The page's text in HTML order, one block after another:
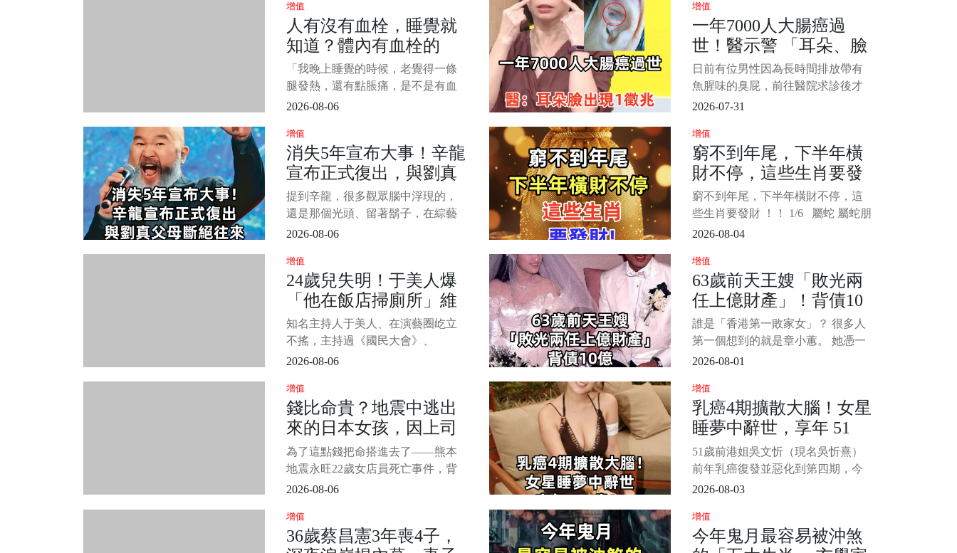
也很隨意，早餐只靠一杯咖啡提
神，午餐為了減肥不吃主食，晚餐
懶得做飯就點外賣應付，久而久
之，眼睛乾澀、疲勞的感覺越來越
重。 李女士帶著困擾，去醫院做了
眼科檢查，結果顯示她
增值
人有沒有血栓，睡覺就
知道？體內有血栓的
人，睡覺常有這4種異常
「我晚上睡覺的時候，老覺得一條
腿發熱，還有點脹痛，是不是有血
栓啊？」 一位年近六十的計程車司
會覺得，血栓這種事，一定是和醫
院有關，要麼是腦梗、要麼是肺栓
塞，和日常生活沒什麼關係。 其
實，身體的信號，往往不是在醫
院，而是在床上最容易被發現。
1/15
2026-08-06
增值
消失5年宣布大事！辛龍
宣布正式復出，與劉真
父母斷絕往來，不讓女
兒見阿公阿嫲內幕驚
人！
提到辛龍，很多觀眾腦中浮現的，
還是那個光頭、留著鬍子，在綜藝
節目裡模仿各種歌手逗得全場大笑
的人生像突然被按下暫停鍵。 妻子
劉真因為嚴重主動脈瓣狹窄接受手
術，之後陸續出現心臟功能恢復不
佳、腦部栓塞與出血等狀況，最終
病逝，年僅44歲。 1/5
2026-08-06
增值
24歲兒失明！于美人爆
「他在飯店掃廁所」維
生，不盼紅包只求「別
再花我的錢」
知名主持人于美人、在演藝圈屹立
不搖，主持過《國民大會》、
《WTO姐妹會》、《請問 你是哪裡
主持長達15年！她近日出席尾牙活
動時，談及愛子Max在香港發展近
況，透露雖然兒子罹患罕病、一眼
幾乎全盲，但現在靠著自己的努
力，在某知名飯店裡掃廁所、相當
拚命！ 1/5
2026-08-06
增值
錢比命貴？地震中逃出
來的日本女孩，因上司
一句話折返回去，5分鐘
后她被炸得只剩
DNA……
為了這點錢把命搭進去了——熊本
地震永旺22歲女店員死亡事件，背
後的真相讓人心寒 7月28日下午，日
町的「永旺夢樂城熊本」商場在地
震后發生爆炸，7名員工遇難。 其中
2026-08-06
增值
36歲蔡昌憲3年喪4子，
區將面臨最直接的威脅，民眾最關
心的週五（7日）颱風假問題，氣象
署已發布最新暴風圈侵襲機率供參
考。 圖片來源：中央氣象局 1/4 根
據
增值
一年7000人大腸癌過
世！醫示警 「耳朵、臉
出現1徵兆」趕快就醫
日前有位男性因為長時間排放帶有
魚腥味的臭屁，前往醫院求診後才
發現已經罹患大腸癌末期，醫生也
化，應盡快前往醫療院所接受檢
查。 1/6 中醫師吳宏乾在《健康
2.0》節目中表示，藉由觀察反射區
域能夠掌握健康狀況，臉部與耳朵
的大腸反射區都能
2026-07-31
增值
窮不到年尾，下半年橫
財不停，這些生肖要發
財 ！！
窮不到年尾，下半年橫財不停，這
些生肖要發財 ！！ 1/6 屬蛇 屬蛇朋
友從此擺脫緊巴巴日子，下半年暗
實力終於派上用場，眼光獨到一抓
就中大財，旁人看不懂的商機你隨
手就撿到金山！橫財一波接一波從
四面八方湧來，舊合作送上大分
紅，意外驚
2026-08-04
增值
63歲前天王嫂「敗光兩
任上億財產」！背債10
億「45歲復出拍海片」
近況令人咋舌...
誰是「香港第一敗家女」？ 很多人
第一個想到的就是章小蕙。 她憑一
己之力讓兩任億萬富豪破產，自己
億）。 為了翻身，45歲的她不惜接
拍[大尺度]電影，轟動全城。 如今62
歲的她回看半生，坦言最後悔的就
是嫁給鍾鎮濤。 1/8
2026-08-01
增值
乳癌4期擴散大腦！女星
睡夢中辭世，享年 51
歲！2愛女悲慟送別...
51歲前港姐吳文忻（現名吳忻熹）
前年乳癌復發並惡化到第四期，今
家屬於她社群宣佈辭世噩耗：「致
悲痛和不捨的心情告訴大家，阿Nat
已於今早在醫院睡夢中安詳離世。
2026-08-03
增值
今年鬼月最容易被沖煞